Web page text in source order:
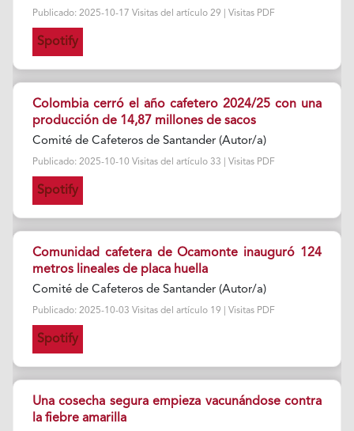
Publicado: 2025-10-17 Visitas del artículo 29 | Visitas PDF
Spotify
Colombia cerró el año cafetero 2024/25 con una
producción de 14,87 millones de sacos
Comité de Cafeteros de Santander (Autor/a)
Publicado: 2025-10-10 Visitas del artículo 33 | Visitas PDF
Spotify
Comunidad cafetera de Ocamonte inauguró 124
metros lineales de placa huella
Comité de Cafeteros de Santander (Autor/a)
Publicado: 2025-10-03 Visitas del artículo 19 | Visitas PDF
Spotify
Una cosecha segura empieza vacunándose contra
la fiebre amarilla